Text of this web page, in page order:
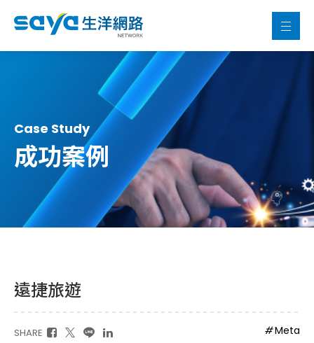
Case Study
成功案例
遠捷旅遊
SHARE Meta